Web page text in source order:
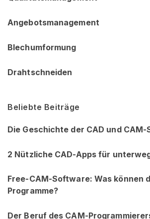
Angebotsmanagement
Blechumformung
Drahtschneiden
Beliebte Beiträge
Die Geschichte der CAD und CAM-
2 Nützliche CAD-Apps für
Free-CAM-Software: Was können
Programme?
Der Beruf des CAM-